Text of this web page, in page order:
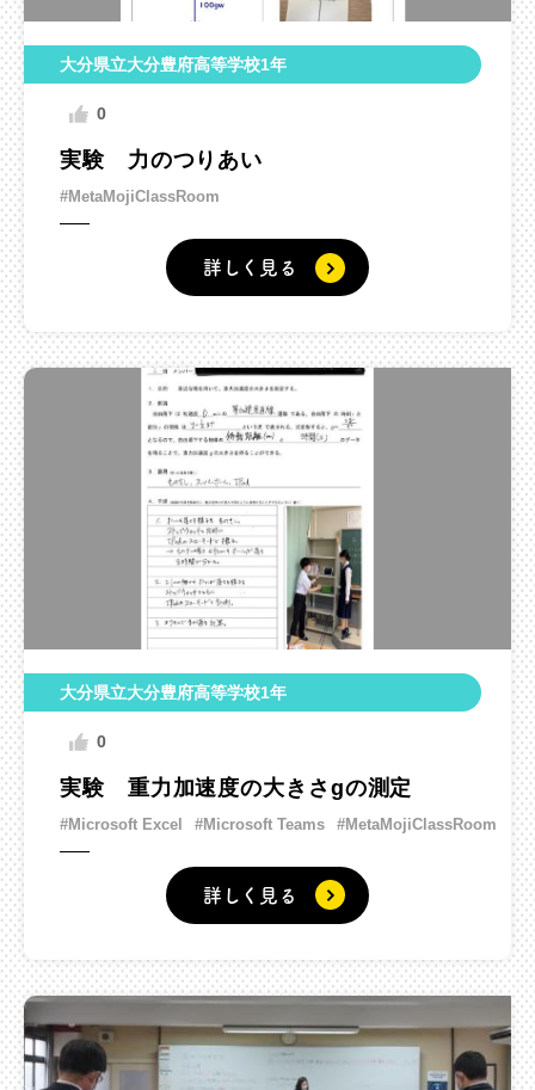
大分県立大分豊府高等学校1年
0
実験 力のつりあい
#MetaMojiClassRoom
詳しく見る
大分県立大分豊府高等学校1年
0
実験 重力加速度の大きさgの測定
#Microsoft Excel #Microsoft Teams #MetaMojiClassRoom
詳しく見る